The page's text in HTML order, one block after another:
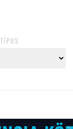
TÍPUS